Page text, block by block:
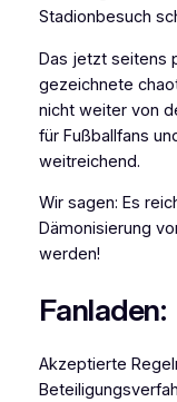
Stadionbesuch
Das jetzt seitens
gezeichnete
nicht weiter von
für Fußballfans
weitreichend.
Wir sagen: Es
Dämonisierung
werden!
Fanladen:
Akzeptierte